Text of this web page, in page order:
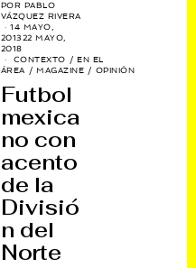
POR PABLO
VÁZQUEZ RIVERA
14 MAYO,
2013 22 MAYO,
2018
CONTEXTO / EN EL
ÁREA / MAGAZINE / OPINIÓN
Futbol
mexica
no con
acento
de la
Divisió
n del
Norte